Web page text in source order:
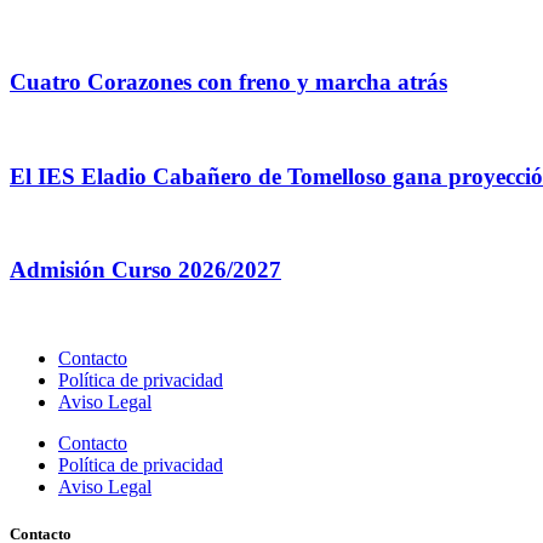
Cuatro Corazones con freno y marcha atrás
El IES Eladio Cabañero de Tomelloso gana
Admisión Curso 2026/2027
Contacto
Política de privacidad
Aviso Legal
Contacto
Política de privacidad
Aviso Legal
Contacto